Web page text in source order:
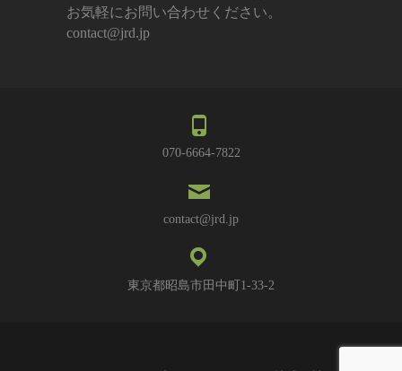
お気軽にお問い合わせください。
contact@jrd.jp
070-6664-7822
contact@jrd.jp
東京都昭島市田中町1-33-2